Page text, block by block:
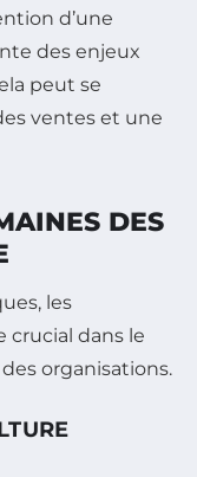
d’une
des enjeux
peut se
ventes et une
DES
les
crucial dans le
organisations.